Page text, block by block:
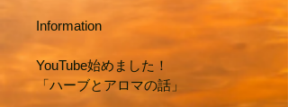
Information
YouTube始めました！
「​ハーブとアロマの話」